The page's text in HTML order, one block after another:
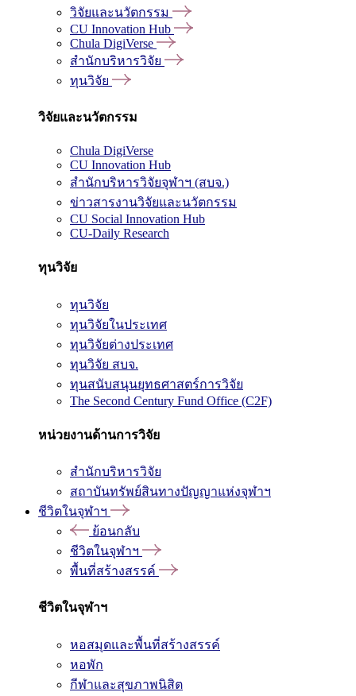
วิจัยและนวัตกรรม
CU Innovation Hub
Chula DigiVerse
สำนักบริหารวิจัย
ทุนวิจัย
วิจัยและนวัตกรรม
Chula DigiVerse
CU Innovation Hub
สำนักบริหารวิจัยจุฬาฯ (สบจ.)
ข่าวสารงานวิจัยและนวัตกรรม
CU Social Innovation Hub
CU-Daily Research
ทุนวิจัย
ทุนวิจัย
ทุนวิจัยในประเทศ
ทุนวิจัยต่างประเทศ
ทุนวิจัย สบจ.
ทุนสนับสนุนยุทธศาสตร์การวิจัย
The Second Century Fund Office (C2F)
หน่วยงานด้านการวิจัย
สำนักบริหารวิจัย
สถาบันทรัพย์สินทางปัญญาแห่งจุฬาฯ
ชีวิตในจุฬาฯ
ย้อนกลับ
ชีวิตในจุฬาฯ
พื้นที่สร้างสรรค์
ชีวิตในจุฬาฯ
หอสมุดและพื้นที่สร้างสรรค์
หอพัก
กีฬาและสุขภาพนิสิต